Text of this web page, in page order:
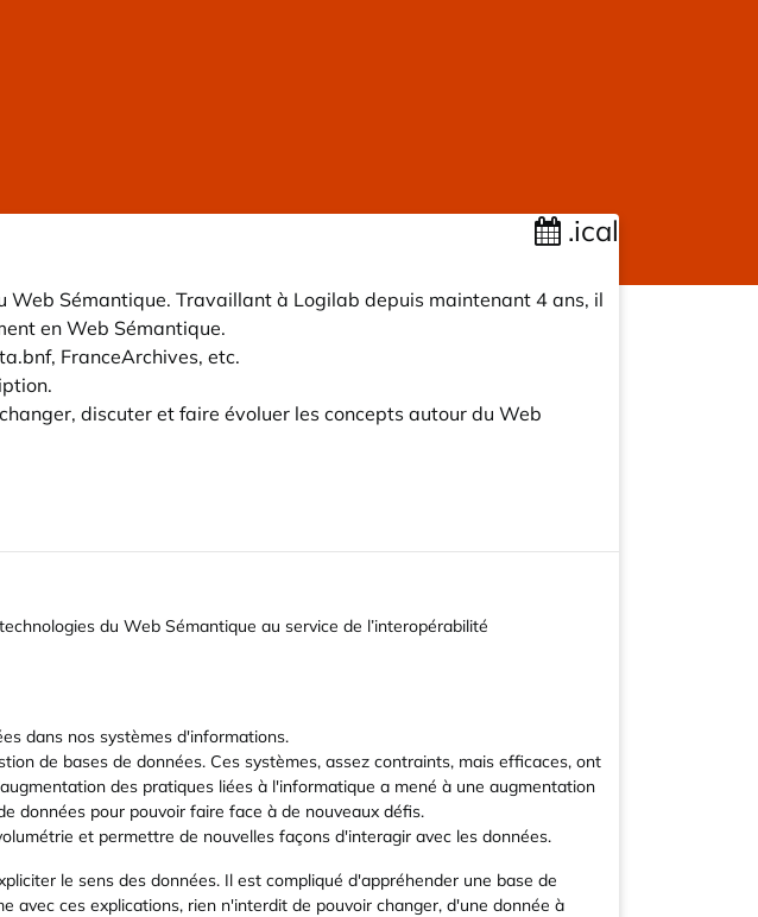
.ical
Sémantique. Travaillant à Logilab depuis maintenant 4 ans, il
en Web Sémantique.
FranceArchives, etc.
discuter et faire évoluer les concepts autour du Web
du Web Sémantique au service de l’interopérabilité
dans nos systèmes d'informations.
de bases de données. Ces systèmes, assez contraints, mais efficaces, ont
des pratiques liées à l'informatique a mené à une augmentation
données pour pouvoir faire face à de nouveaux défis.
et permettre de nouvelles façons d'interagir avec les données.
le sens des données. Il est compliqué d'appréhender une base de
avec ces explications, rien n'interdit de pouvoir changer, d'une donnée à